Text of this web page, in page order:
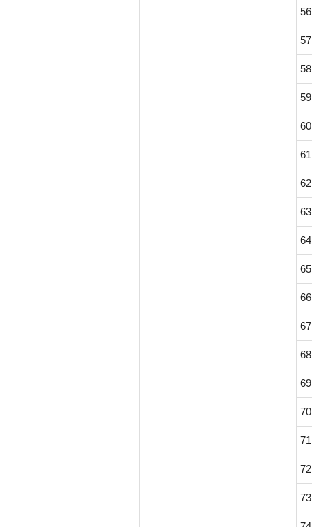
56
57
58
59
60
61
62
63
64
65
66
67
68
69
70
71
72
73